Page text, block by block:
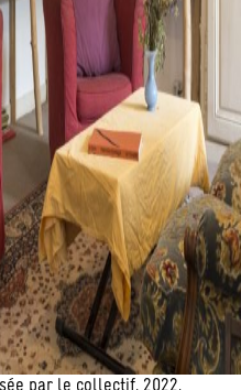
par le collectif, 2022.